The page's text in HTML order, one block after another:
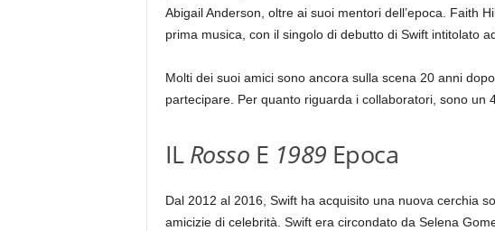
Abigail Anderson, oltre ai suoi mentori dell’epoca. Faith
prima musica, con il singolo di debutto di Swift intitolato
Molti dei suoi amici sono ancora sulla scena 20 anni
partecipare. Per quanto riguarda i collaboratori, sono un
ILRosso E 1989 Epoca
Dal 2012 al 2016, Swift ha acquisito una nuova cerchia
amicizie di celebrità. Swift era circondato da Selena